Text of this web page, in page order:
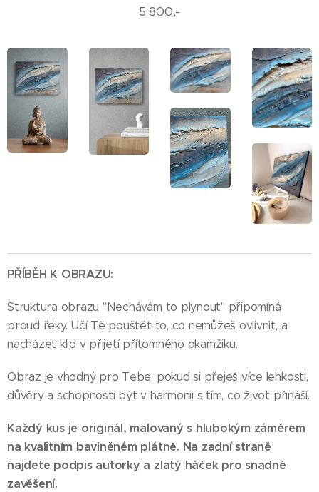
5 800,-
PŘÍBĚH K OBRAZU:
Struktura obrazu "Nechávám to plynout" připomíná
proud řeky. Učí Tě pouštět to, co nemůžeš ovlivnit, a
nacházet klid v přijetí přítomného okamžiku.
Obraz je vhodný pro Tebe, pokud si přeješ více lehkosti,
důvěry a schopnosti být v harmonii s tím, co život přináší.
Každý kus je originál, malovaný s hlubokým záměrem
na kvalitním bavlněném plátně. Na zadní straně
najdete podpis autorky a zlatý háček pro snadné
zavěšení.